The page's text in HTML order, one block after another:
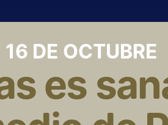
16 DE OCTUBRE
es